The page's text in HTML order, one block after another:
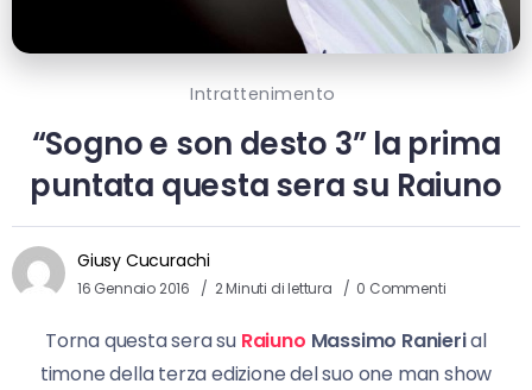
Intrattenimento
“Sogno e son desto 3” la prima
puntata questa sera su Raiuno
Giusy Cucurachi
16 Gennaio 2016 2 Minuti di lettura 0 Commenti
Torna questa sera su Raiuno Massimo Ranierial
timone della terza edizione del suo one man show